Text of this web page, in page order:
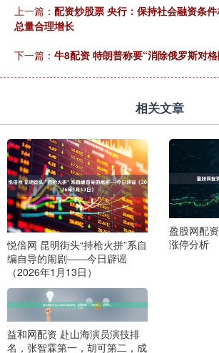
上一篇： 配资炒股票 央行：保持社会融资条
总量合理增长
下一篇： 牛8配资 特朗普称要“消除俄罗斯对
相关文章
悦倍网 昆明街头“持枪火拼”系自
编自导的闹剧——今日辟谣
（2026年1月13日）
盈股网配
涨停分析
益和网配资 赴山海演员演技排
名，张智霖第一，胡可第二，成